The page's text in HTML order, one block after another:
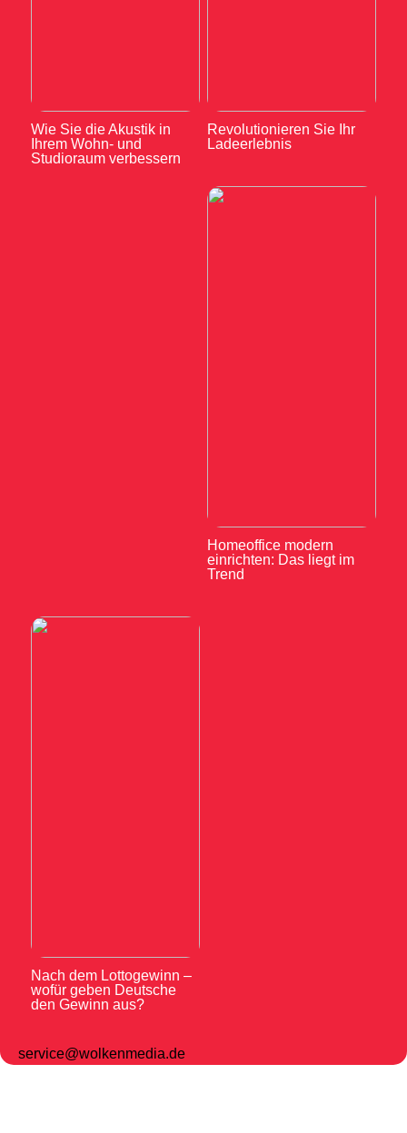
Wie Sie die Akustik in
Ihrem Wohn- und
Studioraum verbessern
Revolutionieren Sie Ihr
Ladeerlebnis
Homeoffice modern
einrichten: Das liegt im
Trend
Nach dem Lottogewinn –
wofür geben Deutsche
den Gewinn aus?
service@wolkenmedia.de